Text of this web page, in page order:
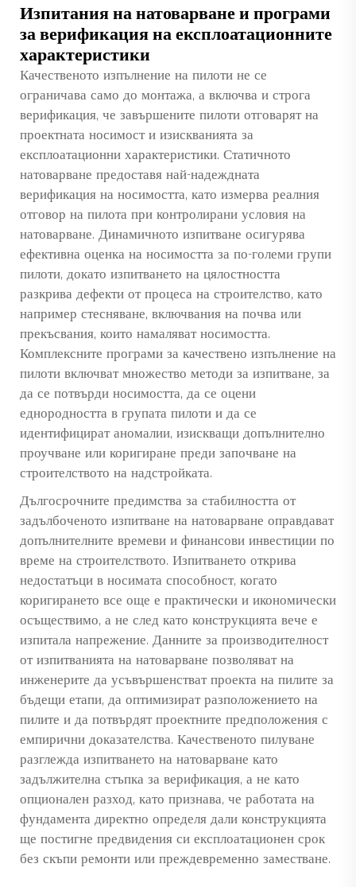
Изпитания на натоварване и програми
за верификация на експлоатационните
характеристики
Качественото изпълнение на пилоти не се
ограничава само до монтажа, а включва и строга
верификация, че завършените пилоти отговарят на
проектната носимост и изискванията за
експлоатационни характеристики. Статичното
натоварване предоставя най-надеждната
верификация на носимостта, като измерва реалния
отговор на пилота при контролирани условия на
натоварване. Динамичното изпитване осигурява
ефективна оценка на носимостта за по-големи групи
пилоти, докато изпитването на цялостността
разкрива дефекти от процеса на строителство, като
например стесняване, включвания на почва или
прекъсвания, които намаляват носимостта.
Комплексните програми за качествено изпълнение на
пилоти включват множество методи за изпитване, за
да се потвърди носимостта, да се оцени
еднородността в групата пилоти и да се
идентифицират аномалии, изискващи допълнително
проучване или коригиране преди започване на
строителството на надстройката.
Дългосрочните предимства за стабилността от
задълбоченото изпитване на натоварване оправдават
допълнителните времеви и финансови инвестиции по
време на строителството. Изпитването открива
недостатъци в носимата способност, когато
коригирането все още е практически и икономически
осъществимо, а не след като конструкцията вече е
изпитала напрежение. Данните за производителност
от изпитванията на натоварване позволяват на
инженерите да усъвършенстват проекта на пилите за
бъдещи етапи, да оптимизират разположението на
пилите и да потвърдят проектните предположения с
емпирични доказателства. Качественото пилуване
разглежда изпитването на натоварване като
задължителна стъпка за верификация, а не като
опционален разход, като признава, че работата на
фундамента директно определя дали конструкцията
ще постигне предвидения си експлоатационен срок
без скъпи ремонти или преждевременно заместване.